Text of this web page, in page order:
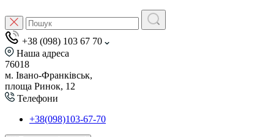
+38 (098) 103 67 70
Наша адреса
76018
м. Івано-Франківськ,
площа Ринок, 12
Телефони
+38(098)103-67-70